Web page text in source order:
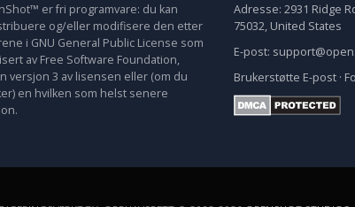
er fri programvare: du kan
og/eller modifisere den etter
i GNU General Public License som
av Free Software Foundation,
versjon 3 av lisensen eller (om du
en hvilken som helst senere
Adresse: 2931 Ridge
75032, United States
E-post:
Brukerstøtte E-post ·